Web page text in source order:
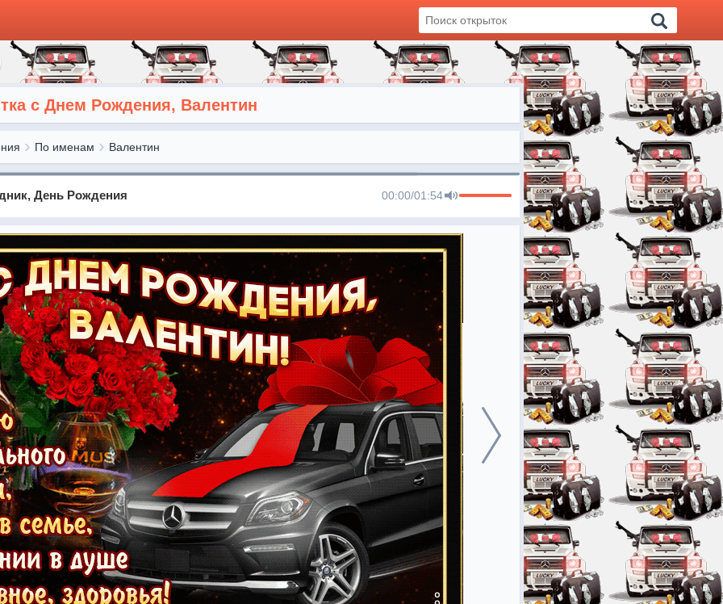
с Днем Рождения, Валентин
По именам Валентин
День Рождения 00:00/01:54